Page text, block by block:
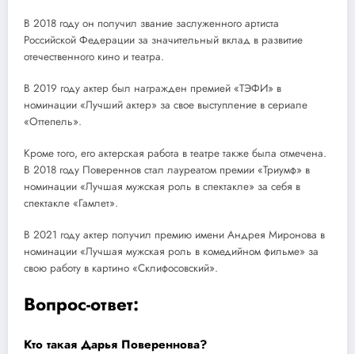
В 2018 году он получил звание заслуженного артиста
Российской Федерации за значительный вклад в развитие
отечественного кино и театра.
В 2019 году актер был награжден премией «ТЭФИ» в
номинации «Лучший актер» за свое выступление в сериале
«Оттепель».
Кроме того, его актерская работа в театре также была отмечена.
В 2018 году Повереннов стал лауреатом премии «Триумф» в
номинации «Лучшая мужская роль в спектакле» за себя в
спектакле «Гамлет».
В 2021 году актер получил премию имени Андрея Миронова в
номинации «Лучшая мужская роль в комедийном фильме» за
свою работу в картино «Склифосовский».
Вопрос-ответ:
Кто такая Дарья Повереннова?